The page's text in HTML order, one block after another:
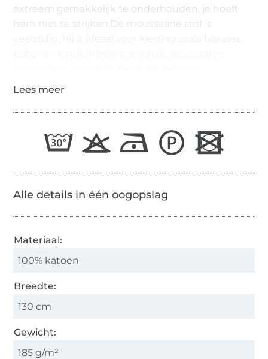
extreem gemakkelijk te onderhouden, je hoeft
hem niet te strijken.De mousseline stof is
Alle details in één oogopslag
Materiaal:
100% katoen
Breedte:
130 cm
Gewicht:
185 g/m²